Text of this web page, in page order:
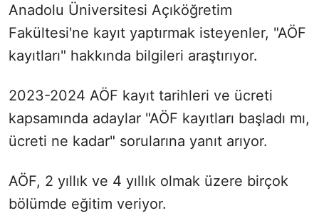
Anadolu Üniversitesi Açıköğretim
Fakültesi'ne kayıt yaptırmak isteyenler, "AÖF
kayıtları" hakkında bilgileri araştırıyor.
2023-2024 AÖF kayıt tarihleri ve ücreti
kapsamında adaylar "AÖF kayıtları başladı mı,
ücreti ne kadar" sorularına yanıt arıyor.
AÖF, 2 yıllık ve 4 yıllık olmak üzere birçok
bölümde eğitim veriyor.